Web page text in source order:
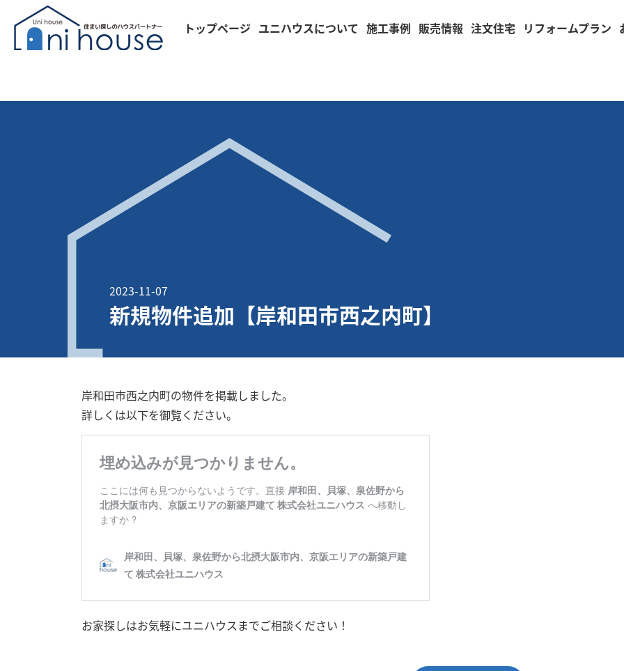
トップページ ユニハウスについて 施工事例 販売情報 注文住宅 リフォームプラン
2023-11-07
新規物件追加【岸和田市西之内町】
岸和田市西之内町の物件を掲載しました。
詳しくは以下を御覧ください。
お家探しはお気軽にユニハウスまでご相談ください！